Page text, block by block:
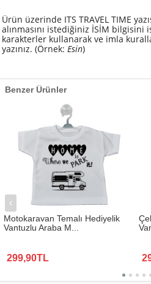
Ürün üzerinde ITS TRAVEL TIME
alınmasını istediğiniz İSİM bilgisini
karakterler kullanarak ve imla
yazınız. (Örnek: Esin)
Benzer Ürünler
Motokaravan Temalı Hediyelik
Vantuzlu Araba M...
299,90TL